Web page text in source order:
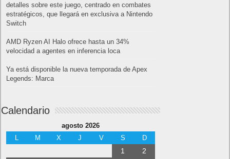
detalles sobre este juego, centrado en combates
estratégicos, que llegará en exclusiva a Nintendo
Switch
AMD Ryzen AI Halo ofrece hasta un 34%
velocidad a agentes en inferencia loca
Ya está disponible la nueva temporada de Apex
Legends: Marca
Calendario
agosto 2026
M X J V S D
1
2